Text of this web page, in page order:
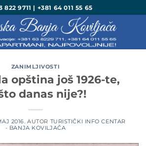
822 9711 | +381 64 011 55 65
ZANIMLJIVOSTI
opština još 1926-te,
danas nije?!
2016. AUTOR TURISTIČKI INFO CENTAR
- BANJA KOVILJAČA